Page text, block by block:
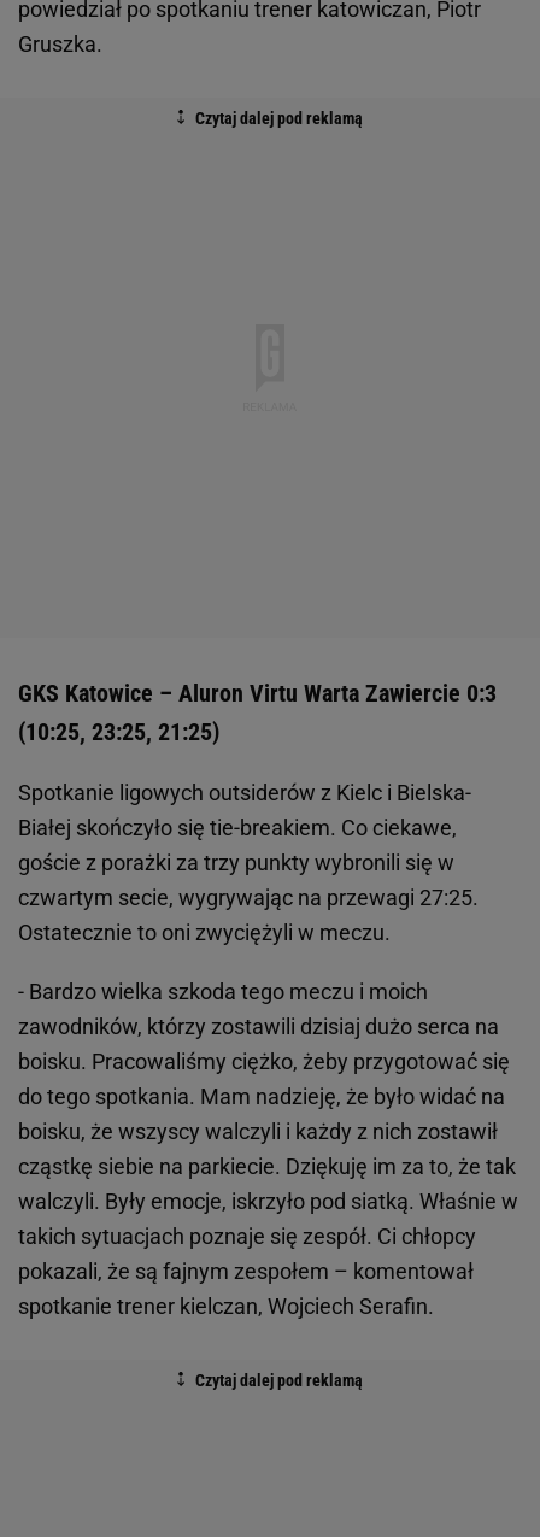
powiedział po spotkaniu trener katowiczan, Piotr
Gruszka.
GKS Katowice – Aluron Virtu Warta Zawiercie 0:3
(10:25, 23:25, 21:25)
Spotkanie ligowych outsiderów z Kielc i Bielska-
Białej skończyło się tie-breakiem. Co ciekawe,
goście z porażki za trzy punkty wybronili się w
czwartym secie, wygrywając na przewagi 27:25.
Ostatecznie to oni zwyciężyli w meczu.
- Bardzo wielka szkoda tego meczu i moich
zawodników, którzy zostawili dzisiaj dużo serca na
boisku. Pracowaliśmy ciężko, żeby przygotować się
do tego spotkania. Mam nadzieję, że było widać na
boisku, że wszyscy walczyli i każdy z nich zostawił
cząstkę siebie na parkiecie. Dziękuję im za to, że tak
walczyli. Były emocje, iskrzyło pod siatką. Właśnie w
takich sytuacjach poznaje się zespół. Ci chłopcy
pokazali, że są fajnym zespołem – komentował
spotkanie trener kielczan, Wojciech Serafin.